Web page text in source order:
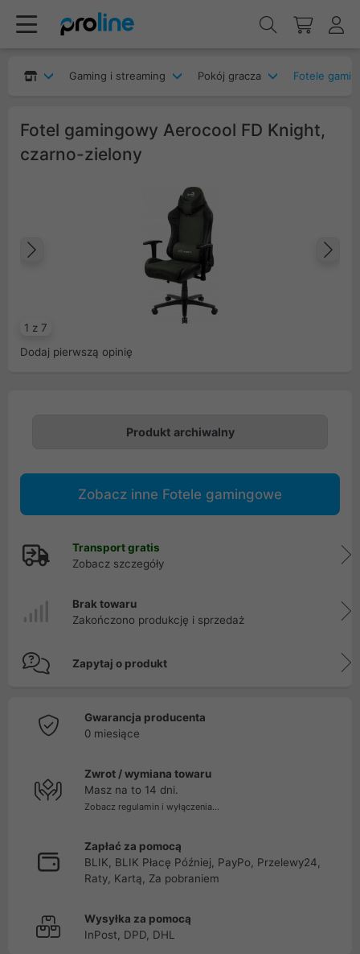
Gaming i streaming Pokój gracza Fotele
Fotel gamingowy Aerocool FD Knight,
czarno-zielony
1 z 7
Poprzedni
Dodaj pierwszą opinię
Produkt archiwalny
Zobacz inne Fotele gamingowe
Transport gratis
Zobacz szczegóły
Brak towaru
Zakończono produkcję i sprzedaż
Zapytaj o produkt
Gwarancja producenta
0 miesiące
Zwrot / wymiana towaru
Masz na to 14 dni.
Zobacz regulamin i wyłączenia...
Zapłać za pomocą
BLIK, BLIK Płacę Później, PayPo, Przelewy24,
Raty, Kartą, Za pobraniem
Wysyłka za pomocą
InPost, DPD, DHL